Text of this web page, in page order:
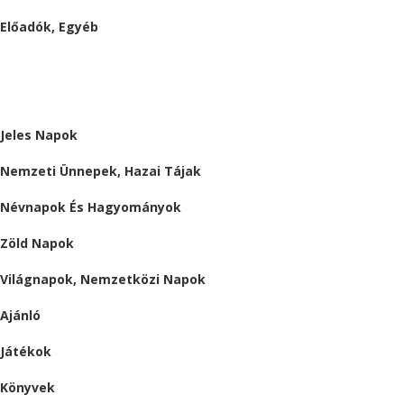
Előadók, Egyéb
Jeles Napok
Nemzeti Ünnepek, Hazai Tájak
Névnapok És Hagyományok
Zöld Napok
Világnapok, Nemzetközi Napok
Ajánló
Játékok
Könyvek